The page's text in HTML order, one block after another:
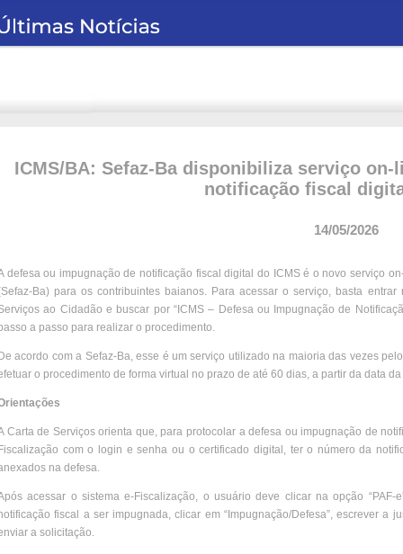
ICMS/BA: Sefaz-Ba disponibiliza serviço
notificação fiscal
14/05/2026
defesa ou impugnação de notificação fiscal digital do ICMS é o novo serviço
Ba) para os contribuintes baianos. Para acessar o serviço, basta
ao Cidadão e buscar por “ICMS – Defesa ou Impugnação de
a passo para realizar o procedimento.
acordo com a Sefaz-Ba, esse é um serviço utilizado na maioria das vezes
o procedimento de forma virtual no prazo de até 60 dias, a partir da data
Carta de Serviços orienta que, para protocolar a defesa ou impugnação de
com o login e senha ou o certificado digital, ter o número da
na defesa.
acessar o sistema e-Fiscalização, o usuário deve clicar na opção “PAF-
fiscal a ser impugnada, clicar em “Impugnação/Defesa”, escrever a
a solicitação.